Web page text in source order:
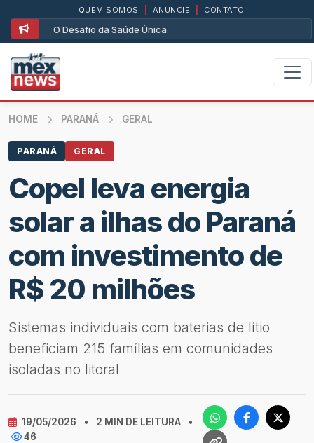
O Desafio da Saúde Única
QUEM SOMOS ANUNCIE CONTATO
HOME PARANÁ GERAL
PARANÁ GERAL
Copel leva energia
solar a ilhas do Paraná
com investimento de
R$ 20 milhões
Sistemas individuais com baterias de lítio
beneficiam 215 famílias em comunidades
isoladas no litoral
19/05/2026 • 2 MIN DE LEITURA
•
46